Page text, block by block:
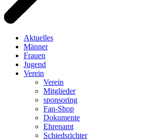
Aktuelles
Männer
Frauen
Jugend
Verein
Verein
Mitglieder
sponsoring
Fan-Shop
Dokumente
Ehrenamt
Schiedsrichter